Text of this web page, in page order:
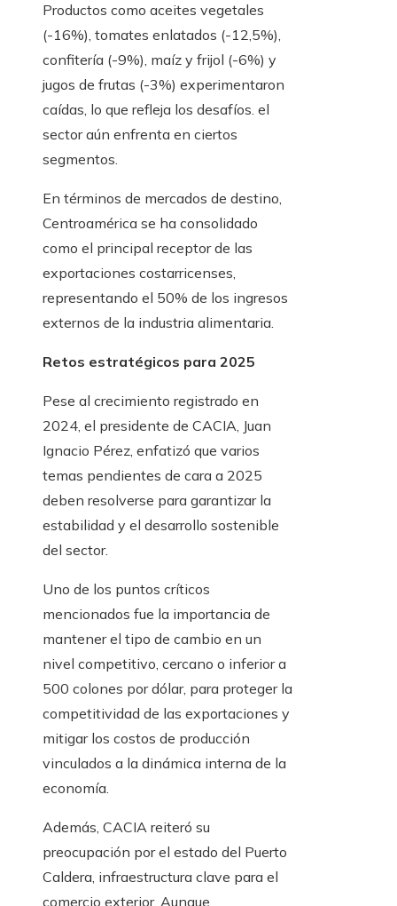
Productos como aceites vegetales
(-16%), tomates enlatados (-12,5%),
confitería (-9%), maíz y frijol (-6%) y
jugos de frutas (-3%) experimentaron
caídas, lo que refleja los desafíos. el
sector aún enfrenta en ciertos
segmentos.
En términos de mercados de destino,
Centroamérica se ha consolidado
como el principal receptor de las
exportaciones costarricenses,
representando el 50% de los ingresos
externos de la industria alimentaria.
Retos estratégicos para 2025
Pese al crecimiento registrado en
2024, el presidente de CACIA, Juan
Ignacio Pérez, enfatizó que varios
temas pendientes de cara a 2025
deben resolverse para garantizar la
estabilidad y el desarrollo sostenible
del sector.
Uno de los puntos críticos
mencionados fue la importancia de
mantener el tipo de cambio en un
nivel competitivo, cercano o inferior a
500 colones por dólar, para proteger la
competitividad de las exportaciones y
mitigar los costos de producción
vinculados a la dinámica interna de la
economía.
Además, CACIA reiteró su
preocupación por el estado del Puerto
Caldera, infraestructura clave para el
comercio exterior. Aunque